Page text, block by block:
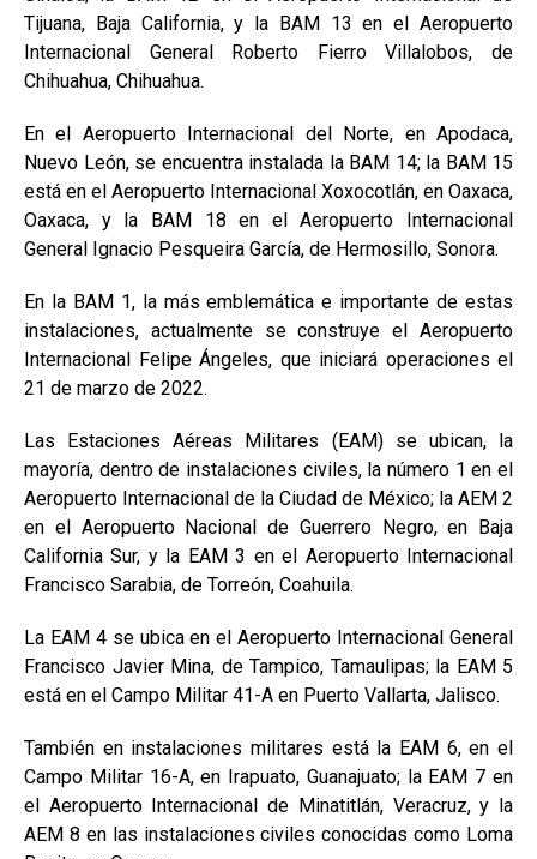
Tijuana, Baja California, y la BAM 13 en el Aeropuerto
Internacional General Roberto Fierro Villalobos, de
Chihuahua, Chihuahua.
En el Aeropuerto Internacional del Norte, en Apodaca,
Nuevo León, se encuentra instalada la BAM 14; la BAM 15
está en el Aeropuerto Internacional Xoxocotlán, en Oaxaca,
Oaxaca, y la BAM 18 en el Aeropuerto Internacional
General Ignacio Pesqueira García, de Hermosillo, Sonora.
En la BAM 1, la más emblemática e importante de estas
instalaciones, actualmente se construye el Aeropuerto
Internacional Felipe Ángeles, que iniciará operaciones el
21 de marzo de 2022.
Las Estaciones Aéreas Militares (EAM) se ubican, la
mayoría, dentro de instalaciones civiles, la número 1 en el
Aeropuerto Internacional de la Ciudad de México; la AEM 2
en el Aeropuerto Nacional de Guerrero Negro, en Baja
California Sur, y la EAM 3 en el Aeropuerto Internacional
Francisco Sarabia, de Torreón, Coahuila.
La EAM 4 se ubica en el Aeropuerto Internacional General
Francisco Javier Mina, de Tampico, Tamaulipas; la EAM 5
está en el Campo Militar 41-A en Puerto Vallarta, Jalisco.
También en instalaciones militares está la EAM 6, en el
Campo Militar 16-A, en Irapuato, Guanajuato; la EAM 7 en
el Aeropuerto Internacional de Minatitlán, Veracruz, y la
AEM 8 en las instalaciones civiles conocidas como Loma